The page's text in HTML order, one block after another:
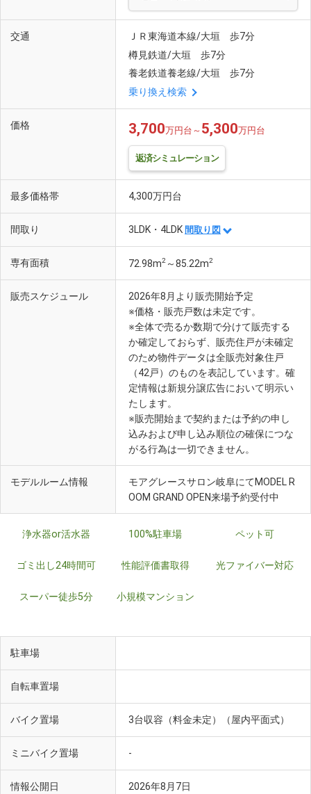
交通
ＪＲ東海道本線/大垣 歩7分
樽見鉄道/大垣 歩7分
養老鉄道養老線/大垣 歩7分
乗り換え検索
価格 3,700万円台～ 5,300万円台
返済シミュレーション
最多価格帯 4,300万円台
間取り 3LDK・4LDK 間取り図
専有面積 72.98m2 ～85.22m2
販売スケジュール
2026年8月より販売開始予定
※価格・販売戸数は未定です。
※全体で売るか数期で分けて販売する
か確定しておらず、販売住戸が未確定
のため物件データは全販売対象住戸
（42戸）のものを表記しています。確
定情報は新規分譲広告において明示い
たします。
※販売開始まで契約または予約の申し
込みおよび申し込み順位の確保につな
がる行為は一切できません。
モデルルーム情報
モアグレースサロン岐阜にてMODEL R
OOM GRAND OPEN来場予約受付中
浄水器or活水器 100%駐車場 ペット可
ゴミ出し24時間可 性能評価書取得 光ファイバー対応
スーパー徒歩5分 小規模マンション
駐車場
自転車置場
バイク置場 3台収容（料金未定）（屋内平面式）
ミニバイク置場 -
情報公開日 2026年8月7日